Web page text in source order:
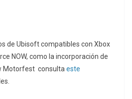
de Ubisoft compatibles con Xbox
NOW, como la incorporación de
Motorfest consulta este